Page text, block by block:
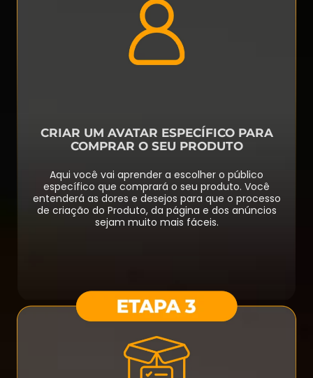
CRIAR UM AVATAR ESPECÍFICO PARA
COMPRAR O SEU PRODUTO
Aqui você vai aprender a escolher o público
específico que comprará o seu produto. Você
entenderá as dores e desejos para que o processo
de criação do Produto, da página e dos anúncios
sejam muito mais fáceis.